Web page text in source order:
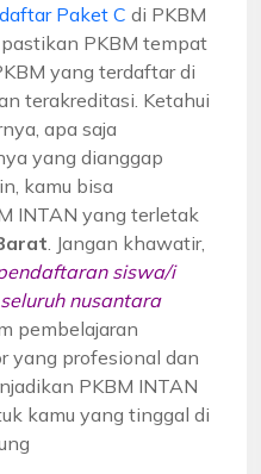
Paket C di PKBM
PKBM tempat
yang terdaftar di
terakreditasi. Ketahui
apa saja
yang dianggap
kamu bisa
INTAN yang terletak
. Jangan khawatir,
siswa/i
nusantara
pembelajaran
yang profesional dan
PKBM INTAN
kamu yang tinggal di